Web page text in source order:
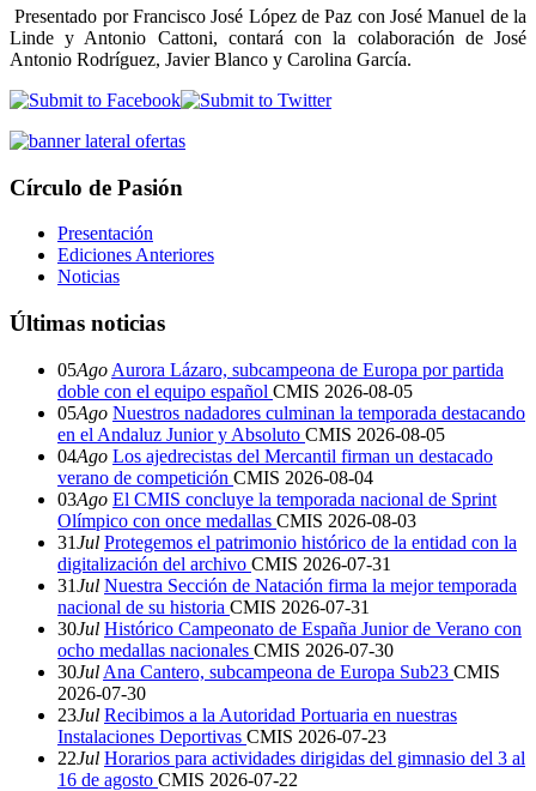
Presentado por Francisco José López de Paz con José Manuel de la
Linde y Antonio Cattoni, contará con la colaboración de José
Antonio Rodríguez, Javier Blanco y Carolina García.
Círculo de Pasión
Presentación
Ediciones Anteriores
Noticias
Últimas noticias
05Ago Aurora Lázaro, subcampeona de Europa por partida
doble con el equipo español CMIS 2026-08-05
05Ago Nuestros nadadores culminan la temporada destacando
en el Andaluz Junior y Absoluto CMIS 2026-08-05
04Ago Los ajedrecistas del Mercantil firman un destacado
verano de competición CMIS 2026-08-04
03Ago El CMIS concluye la temporada nacional de Sprint
Olímpico con once medallas CMIS 2026-08-03
31Jul Protegemos el patrimonio histórico de la entidad con la
digitalización del archivo CMIS 2026-07-31
31Jul Nuestra Sección de Natación firma la mejor temporada
nacional de su historia CMIS 2026-07-31
30Jul Histórico Campeonato de España Junior de Verano con
ocho medallas nacionales CMIS 2026-07-30
30Jul Ana Cantero, subcampeona de Europa Sub23 CMIS
2026-07-30
23Jul Recibimos a la Autoridad Portuaria en nuestras
Instalaciones Deportivas CMIS 2026-07-23
22Jul Horarios para actividades dirigidas del gimnasio del 3 al
16 de agosto CMIS 2026-07-22